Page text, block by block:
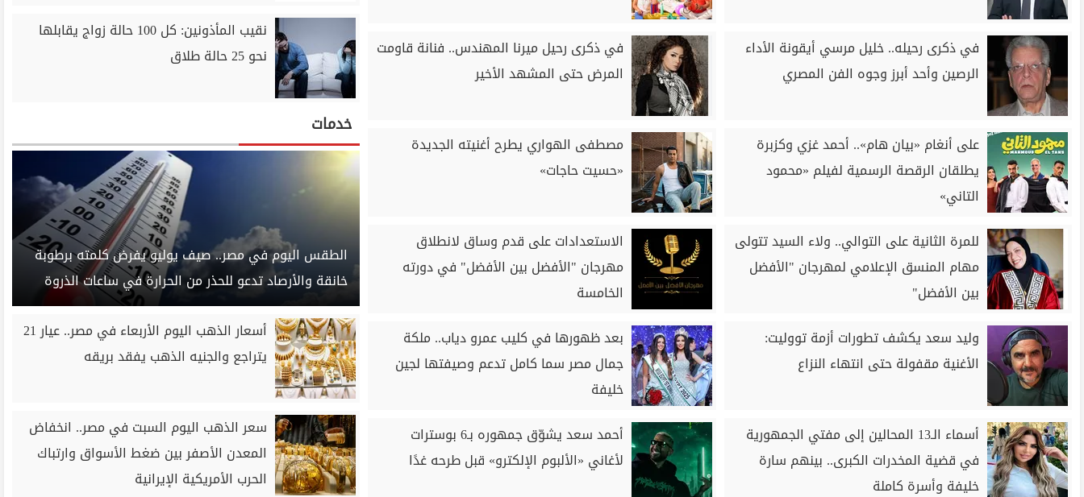
في ذكرى رحيله.. خليل مرسي أيقونة الأداء
الرصين وأحد أبرز وجوه الفن المصري
في ذكرى رحيل ميرنا المهندس.. فنانة قاومت
المرض حتى المشهد الأخير
على أنغام «بيان هام».. أحمد غزي وكزبرة
يطلقان الرقصة الرسمية لفيلم «محمود
التاني»
مصطفى الهواري يطرح أغنيته الجديدة
«حسيت حاجات»
للمرة الثانية على التوالي.. ولاء السيد تتولى
مهام المنسق الإعلامي لمهرجان "الأفضل
بين الأفضل"
الاستعدادات على قدم وساق لانطلاق
مهرجان "الأفضل بين الأفضل" في دورته
الخامسة
وليد سعد يكشف تطورات أزمة تووليت:
الأغنية مقفولة حتى انتهاء النزاع
بعد ظهورها في كليب عمرو دياب.. ملكة
جمال مصر سما كامل تدعم وصيفتها لجين
خليفة
أسماء الـ13 المحالين إلى مفتي الجمهورية
في قضية المخدرات الكبرى.. بينهم سارة
خليفة وأسرة كاملة
أحمد سعد يشوّق جمهوره بـ6 بوسترات
لأغاني «الألبوم الإلكترو» قبل طرحه غدًا
نقيب المأذونين: كل 100 حالة زواج يقابلها
نحو 25 حالة طلاق
خدمات
الطقس اليوم في مصر.. صيف يوليو يفرض كلمته برطوبة
خانقة والأرصاد تدعو للحذر من الحرارة في ساعات الذروة
أسعار الذهب اليوم الأربعاء في مصر.. عيار 21
يتراجع والجنيه الذهب يفقد بريقه
سعر الذهب اليوم السبت في مصر.. انخفاض
المعدن الأصفر بين ضغط الأسواق وارتباك
الحرب الأمريكية الإيرانية